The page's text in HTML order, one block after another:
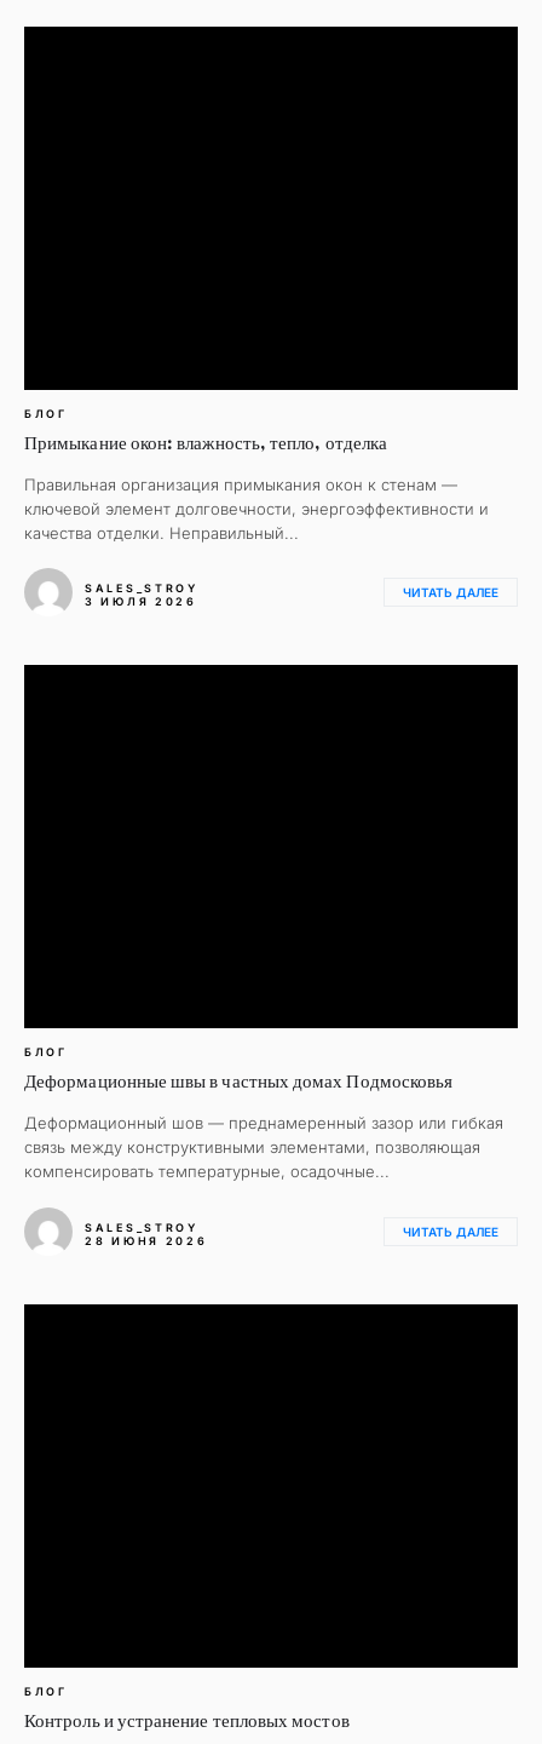
БЛОГ
Примыкание окон: влажность, тепло, отделка
Правильная организация примыкания окон к стенам —
ключевой элемент долговечности, энергоэффективности и
качества отделки. Неправильный...
SALES_STROY
3 ИЮЛЯ 2026
ЧИТАТЬ ДАЛЕЕ
БЛОГ
Деформационные швы в частных домах Подмосковья
Деформационный шов — преднамеренный зазор или гибкая
связь между конструктивными элементами, позволяющая
компенсировать температурные, осадочные...
SALES_STROY
28 ИЮНЯ 2026
ЧИТАТЬ ДАЛЕЕ
БЛОГ
Контроль и устранение тепловых мостов